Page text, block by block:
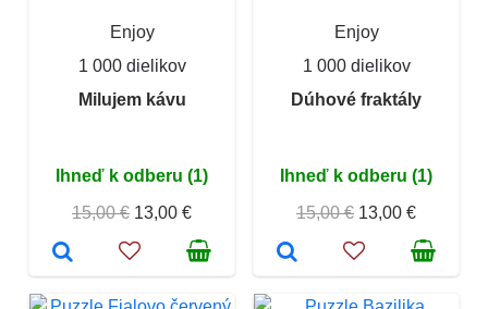
Enjoy
1 000 dielikov
Milujem kávu
Ihneď k odberu (1)
15,00 € 13,00 €
Enjoy
1 000 dielikov
Dúhové fraktály
Ihneď k odberu (1)
15,00 € 13,00 €